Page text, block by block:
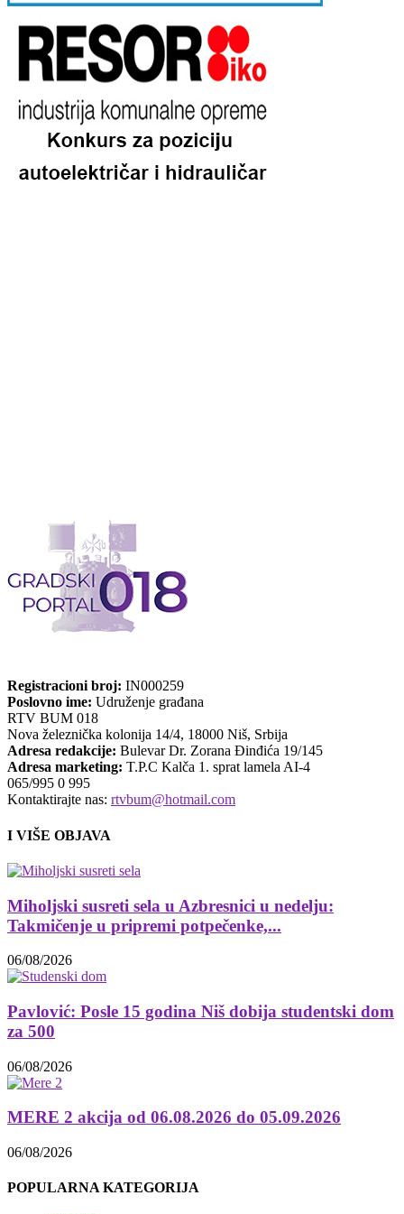
Registracioni broj: IN000259
Poslovno ime: Udruženje građana
RTV BUM 018
Nova železnička kolonija 14/4, 18000 Niš, Srbija
Adresa redakcije: Bulevar Dr. Zorana Đinđića 19/145
Adresa marketing: T.P.C Kalča 1. sprat lamela AI-4
065/995 0 995
Kontaktirajte nas: rtvbum@hotmail.com
I VIŠE OBJAVA
Miholjski susreti sela u Azbresnici u nedelju:
Takmičenje u pripremi potpečenke,...
06/08/2026
Pavlović: Posle 15 godina Niš dobija studentski dom
za 500
06/08/2026
MERE 2 akcija od 06.08.2026 do 05.09.2026
06/08/2026
POPULARNA KATEGORIJA